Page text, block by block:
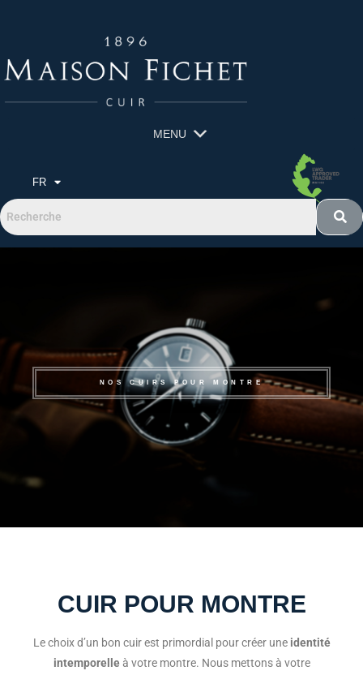
MENU
FR
NOS CUIRS POUR MONTRE
CUIR POUR MONTRE
Le choix d’un bon cuir est primordial pour créer une identité
intemporelleà votre montre. Nous mettons à votre